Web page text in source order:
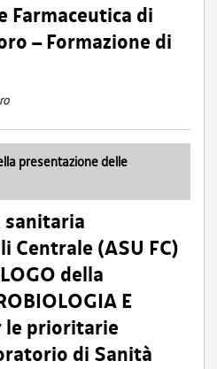
Farmaceutica di
– Formazione di
presentazione delle
sanitaria
Centrale (ASU FC)
della
E
le prioritarie
di Sanità